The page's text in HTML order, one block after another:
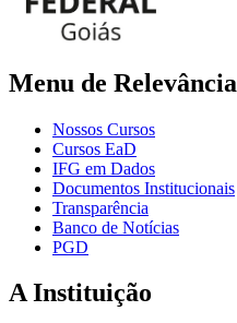
Menu de Relevância
Nossos Cursos
Cursos EaD
IFG em Dados
Documentos Institucionais
Transparência
Banco de Notícias
PGD
A Instituição